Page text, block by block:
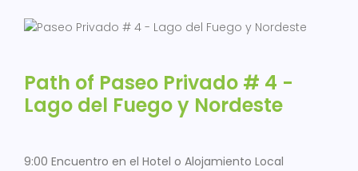
Path of Paseo Privado # 4 -
Lago del Fuego y Nordeste
9:00 Encuentro en el Hotel o Alojamiento Local